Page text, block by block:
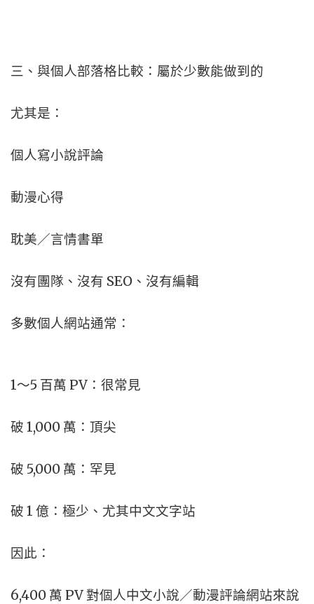
三、與個人部落格比較：屬於少數能做到的
尤其是：
個人寫小說評論
動漫心得
耽美／言情書單
沒有團隊、沒有 SEO、沒有編輯
多數個人網站通常：
1～5 百萬 PV：很常見
破 1,000 萬：頂尖
破 5,000 萬：罕見
破 1 億：極少、尤其中文文字站
因此：
6,400 萬 PV 對個人中文小說／動漫評論網站來說